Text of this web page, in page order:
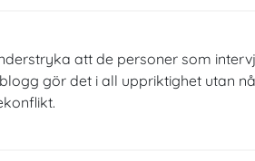
att de personer som
gör det i all uppriktighet utan